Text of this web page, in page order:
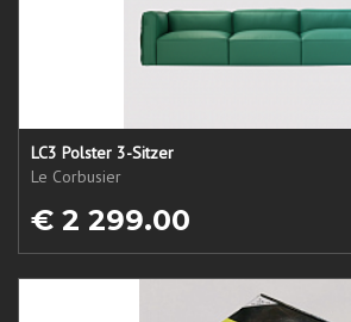
LC3 Polster 3-Sitzer
Le Corbusier
€ 2 299.00